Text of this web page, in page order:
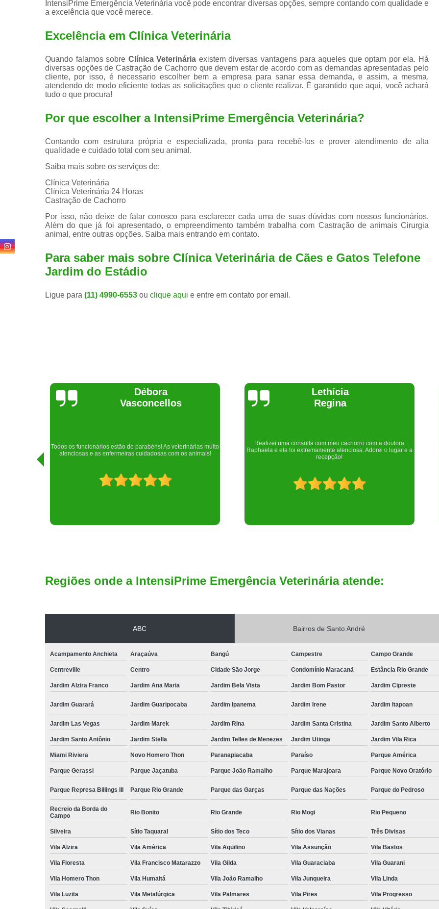
IntensiPrime Emergência Veterinária você pode encontrar diversas opções, sempre contando com qualidade e
a excelência que você merece.
Excelência em Clínica Veterinária
Quando falamos sobre Clínica Veterinária existem diversas vantagens para aqueles que optam por ela. Há
diversas opções de Castração de Cachorro que devem estar de acordo com as demandas apresentadas pelo
cliente, por isso, é necessario escolher bem a empresa para sanar essa demanda, e assim, a mesma,
atendendo de modo eficiente todas as solicitações que o cliente realizar. É garantido que aqui, você achará
tudo o que procura!
Por que escolher a IntensiPrime Emergência Veterinária?
Contando com estrutura própria e especializada, pronta para recebê-los e prover atendimento de alta
qualidade e cuidado total com seu animal.
Saiba mais sobre os serviços de:
Clínica Veterinária
Clínica Veterinária 24 Horas
Castração de Cachorro
Por isso, não deixe de falar conosco para esclarecer cada uma de suas dúvidas com nossos funcionários.
Além do que já foi apresentado, o empreendimento também trabalha com Castração de animais Cirurgia
animal, entre outras opções. Saiba mais entrando em contato.
Para saber mais sobre Clínica Veterinária de Cães e Gatos Telefone
Jardim do Estádio
Ligue para (11) 4990-6553 ou clique aqui e entre em contato por email.
Lethícia
Regina
Realizei uma consulta com meu cachorro com a doutora
Raphaela e ela foi extremamente atenciosa. Adorei o lugar e a
recepção!
Joelma Lilian
Um lugar maravilhoso. Sempre serei grata pelo que fizeram por
nós!
Regiões onde a IntensiPrime Emergência Veterinária atende:
ABC Bairros de Santo André
Acampamento Anchieta Araçaúva Bangú Campestre Campo Grande
Centreville Centro Cidade São Jorge Condomínio Maracanã Estância Rio Grande
Jardim Alzira Franco Jardim Ana Maria Jardim Bela Vista Jardim Bom Pastor Jardim Cipreste
Jardim Guarará Jardim Guaripocaba Jardim Ipanema Jardim Irene Jardim Itapoan
Jardim Las Vegas Jardim Marek Jardim Rina Jardim Santa Cristina Jardim Santo Alberto
Jardim Santo Antônio Jardim Stella Jardim Telles de Menezes Jardim Utinga Jardim Vila Rica
Miami Riviera Novo Homero Thon Paranapiacaba Paraíso Parque América
Parque Gerassi Parque Jaçatuba Parque João Ramalho Parque Marajoara Parque Novo Oratório
Parque Represa Billings III Parque Rio Grande Parque das Garças Parque das Nações Parque do Pedroso
Recreio da Borda do
Campo
Rio Bonito Rio Grande Rio Mogi Rio Pequeno
Silveira Sítio Taquaral Sítio dos Teco Sítio dos Vianas Três Divisas
Vila Alzira Vila América Vila Aquilino Vila Assunção Vila Bastos
Vila Floresta Vila Francisco Matarazzo Vila Gilda Vila Guaraciaba Vila Guarani
Vila Homero Thon Vila Humaitá Vila João Ramalho Vila Junqueira Vila Linda
Vila Luzita Vila Metalúrgica Vila Palmares Vila Pires Vila Progresso